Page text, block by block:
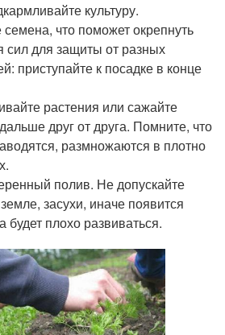
культуру.
что поможет окрепнуть
сил для защиты от разных
приступайте к посадке в конце
растения или сажайте
друг от друга. Помните, что
размножаются в плотно
полив. Не допускайте
засухи, иначе появится
будет плохо развиваться.